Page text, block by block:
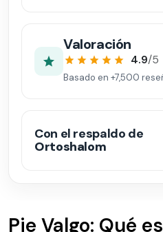
Valoración
4.9/5
Basado en +7,500
Con el respaldo de
Ortoshalom
Pie Valgo: Qué